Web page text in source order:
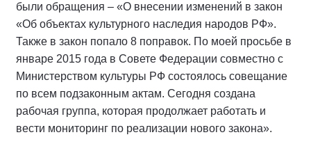
были обращения – «О внесении изменений в закон
«Об объектах культурного наследия народов РФ».
Также в закон попало 8 поправок. По моей просьбе в
январе 2015 года в Совете Федерации совместно с
Министерством культуры РФ состоялось совещание
по всем подзаконным актам. Сегодня создана
рабочая группа, которая продолжает работать и
вести мониторинг по реализации нового закона».